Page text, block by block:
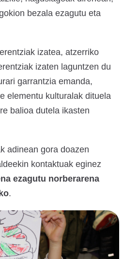
bezala ezagutu eta
izatea, atzerriko
izaten laguntzen du
garrantzia emanda,
elementu kulturalak dituela
balioa dutela ikasten
adinean gora doazen
kontaktuak eginez
ezagutu norberarena
.